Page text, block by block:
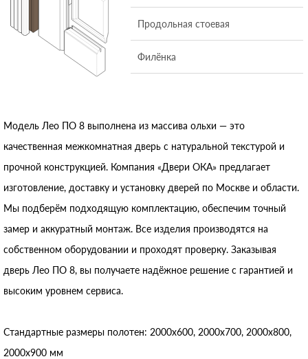
Продольная стоевая
Филёнка
Модель Лео ПО 8 выполнена из массива ольхи — это
качественная межкомнатная дверь с натуральной текстурой и
прочной конструкцией. Компания «Двери ОКА» предлагает
изготовление, доставку и установку дверей по Москве и области.
Мы подберём подходящую комплектацию, обеспечим точный
замер и аккуратный монтаж. Все изделия производятся на
собственном оборудовании и проходят проверку. Заказывая
дверь Лео ПО 8, вы получаете надёжное решение с гарантией и
высоким уровнем сервиса.
Стандартные размеры полотен: 2000x600, 2000x700, 2000x800,
2000x900 мм